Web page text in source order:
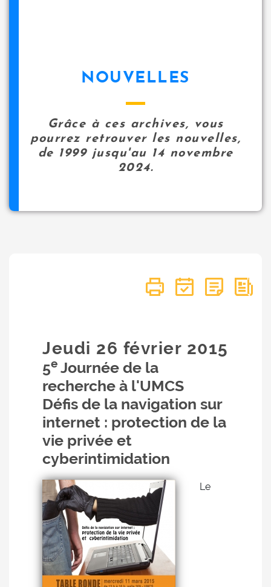
NOUVELLES
Grâce à ces archives, vous
pourrez retrouver les nouvelles,
de 1999 jusqu'au 14 novembre
2024.
Jeudi 26 février 2015
5e Journée de la
recherche à l'UMCS
Défis de la navigation sur
internet : protection de la
vie privée et
cyberintimidation
Le